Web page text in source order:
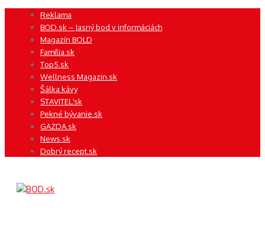
Preskočiť Reklama
BOD.sk – Jasný bod v informáciách
Magazín BOLD
Família.sk
Top5.sk
Wellness Magazin.sk
Šálka kávy
STAVITEĽ.sk
Pekné bývanie.sk
GAZDA.sk
News.sk
Dobrý recept.sk